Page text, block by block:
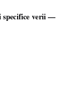
specifice verii —